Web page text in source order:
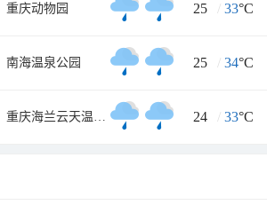
重庆动物园 25 / 33°C
南海温泉公园 25 / 34°C
重庆海兰云天温泉度假区 24 / 33°C